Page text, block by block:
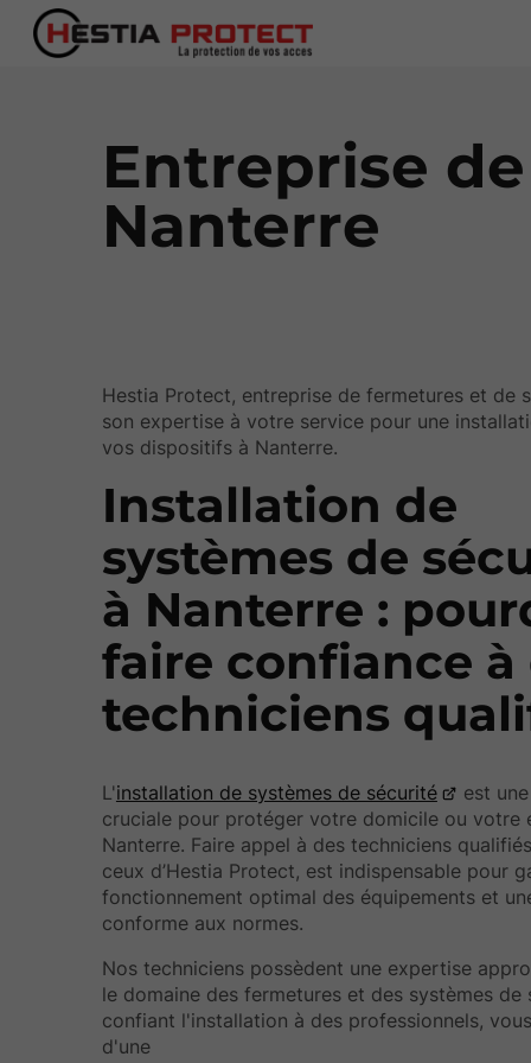
Entreprise
Nanterre
Hestia Protect, entreprise de fermetures et de
son expertise à votre service pour une
vos dispositifs à Nanterre.
Installation de
systèmes de
à Nanterre :
faire confiance à
techniciens
L'installation de systèmes de sécurité
est
cruciale pour protéger votre domicile ou votre
Nanterre. Faire appel à des techniciens
ceux d’Hestia Protect, est indispensable pour
fonctionnement optimal des équipements et
conforme aux normes.
Nos techniciens possèdent une expertise
le domaine des fermetures et des systèmes de
confiant l'installation à des professionnels,
d'une